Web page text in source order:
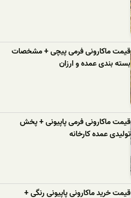
قیمت ماکارونی فرمی پیچی + مشخصات
بسته بندی عمده و ارزان
قیمت ماکارونی فرمی پاپیونی + پخش
تولیدی عمده کارخانه
قیمت خرید ماکارونی پاپیونی رنگی +